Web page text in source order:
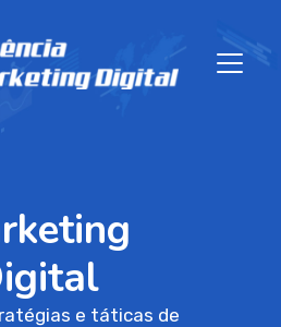
e táticas de